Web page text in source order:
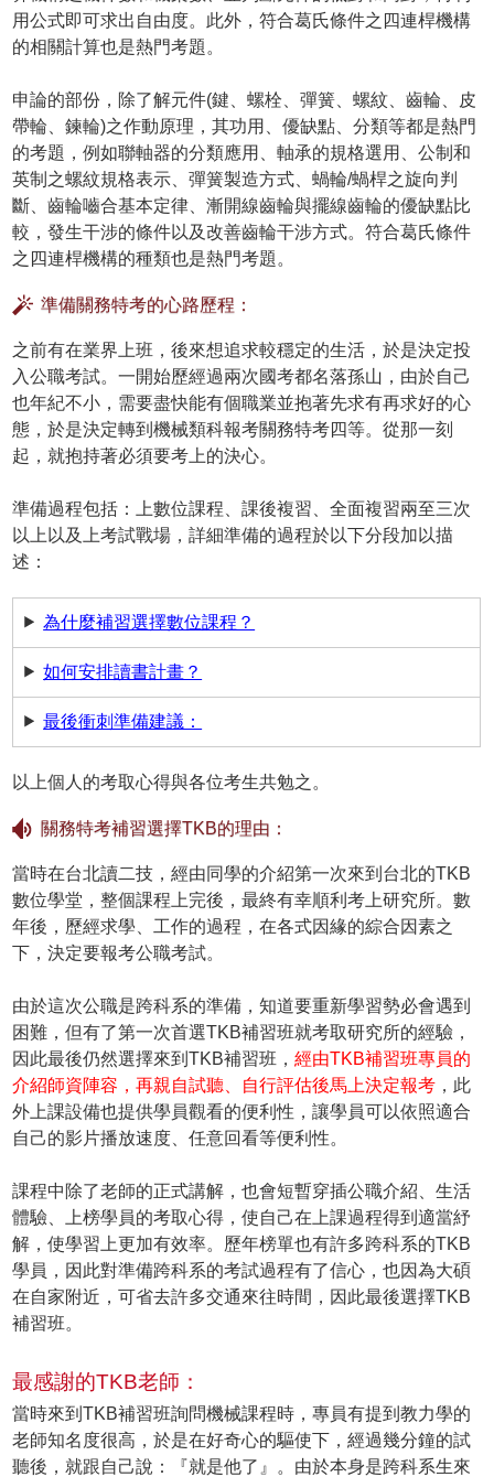
用公式即可求出自由度。此外，符合葛氏條件之四連桿機構
的相關計算也是熱門考題。
申論的部份，除了解元件(鍵、螺栓、彈簧、螺紋、齒輪、皮
帶輪、鍊輪)之作動原理，其功用、優缺點、分類等都是熱門
的考題，例如聯軸器的分類應用、軸承的規格選用、公制和
英制之螺紋規格表示、彈簧製造方式、蝸輪/蝸桿之旋向判
斷、齒輪嚙合基本定律、漸開線齒輪與擺線齒輪的優缺點比
較，發生干涉的條件以及改善齒輪干涉方式。符合葛氏條件
之四連桿機構的種類也是熱門考題。
準備關務特考的心路歷程：
之前有在業界上班，後來想追求較穩定的生活，於是決定投
入公職考試。一開始歷經過兩次國考都名落孫山，由於自己
也年紀不小，需要盡快能有個職業並抱著先求有再求好的心
態，於是決定轉到機械類科報考關務特考四等。從那一刻
起，就抱持著必須要考上的決心。
準備過程包括：上數位課程、課後複習、全面複習兩至三次
以上以及上考試戰場，詳細準備的過程於以下分段加以描
述：
為什麼補習選擇數位課程？
如何安排讀書計畫？
最後衝刺準備建議：
以上個人的考取心得與各位考生共勉之。
關務特考補習選擇TKB的理由：
當時在台北讀二技，經由同學的介紹第一次來到台北的TKB
數位學堂，整個課程上完後，最終有幸順利考上研究所。數
年後，歷經求學、工作的過程，在各式因緣的綜合因素之
下，決定要報考公職考試。
由於這次公職是跨科系的準備，知道要重新學習勢必會遇到
困難，但有了第一次首選TKB補習班就考取研究所的經驗，
因此最後仍然選擇來到TKB補習班，經由TKB補習班專員的
介紹師資陣容，再親自試聽、自行評估後馬上決定報考 ，此
外上課設備也提供學員觀看的便利性，讓學員可以依照適合
自己的影片播放速度、任意回看等便利性。
課程中除了老師的正式講解，也會短暫穿插公職介紹、生活
體驗、上榜學員的考取心得，使自己在上課過程得到適當紓
解，使學習上更加有效率。歷年榜單也有許多跨科系的TKB
學員，因此對準備跨科系的考試過程有了信心，也因為大碩
在自家附近，可省去許多交通來往時間，因此最後選擇TKB
補習班。
最感謝的TKB老師：
當時來到TKB補習班詢問機械課程時，專員有提到教力學的
老師知名度很高，於是在好奇心的驅使下，經過幾分鐘的試
聽後，就跟自己說：『就是他了』。由於本身是跨科系生來